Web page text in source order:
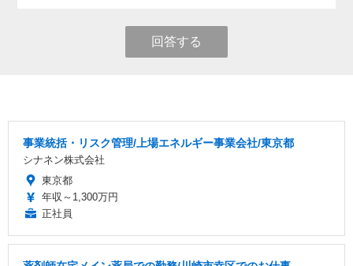
回答する
事業統括・リスク管理/上場エネルギー事業会社/東京都
シナネン株式会社
東京都
年収～1,300万円
正社員